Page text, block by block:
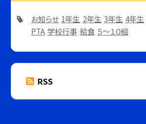
お知らせ 1年生 2年生 3年生 4年生
PTA 学校行事 給食 ５～１０組
RSS